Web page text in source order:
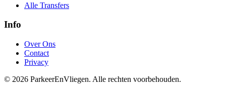
Alle Transfers
Info
Over Ons
Contact
Privacy
© 2026 ParkeerEnVliegen. Alle rechten voorbehouden.